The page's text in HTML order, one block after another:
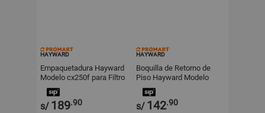
HAYWARD
Empaquetadura Hayward
Modelo cx250f para Filtro
Cartucho C500/C225
s/ 189.90
HAYWARD
Boquilla de Retorno de
Piso Hayward Modelo
SP1425S ABS Blanco
Pack de 2
s/ 142.90